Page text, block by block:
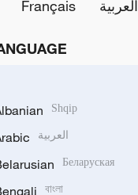
Français العربية
Shqip
العربية
Беларуская
বাংলা